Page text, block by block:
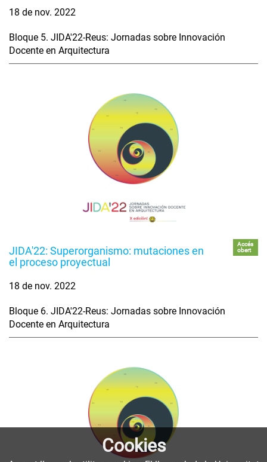
18 de nov. 2022
Bloque 5. JIDA'22-Reus: Jornadas sobre Innovación
Docente en Arquitectura
JIDA'22: Superorganismo: mutaciones en
el proceso proyectual
Accés
obert
18 de nov. 2022
Bloque 6. JIDA'22-Reus: Jornadas sobre Innovación
Docente en Arquitectura
Cookies